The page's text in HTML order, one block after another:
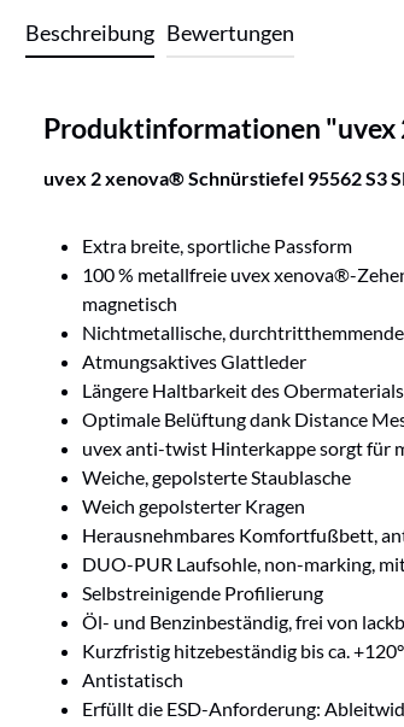
Beschreibung Bewertungen
Produktinformationen "uvex
uvex 2 xenova® Schnürstiefel 95562 S3
Extra breite, sportliche Passform
100 % metallfreie uvex xenova®-
magnetisch
Nichtmetallische,
Atmungsaktives Glattleder
Längere Haltbarkeit des
Optimale Belüftung dank Distance
uvex anti-twist Hinterkappe sorgt für
Weiche, gepolsterte Staublasche
Weich gepolsterter Kragen
Herausnehmbares Komfortfußbett,
DUO-PUR Laufsohle, non-marking,
Selbstreinigende Profilierung
Öl- und Benzinbeständig, frei von
Kurzfristig hitzebeständig bis ca.
Antistatisch
Erfüllt die ESD-Anforderung: